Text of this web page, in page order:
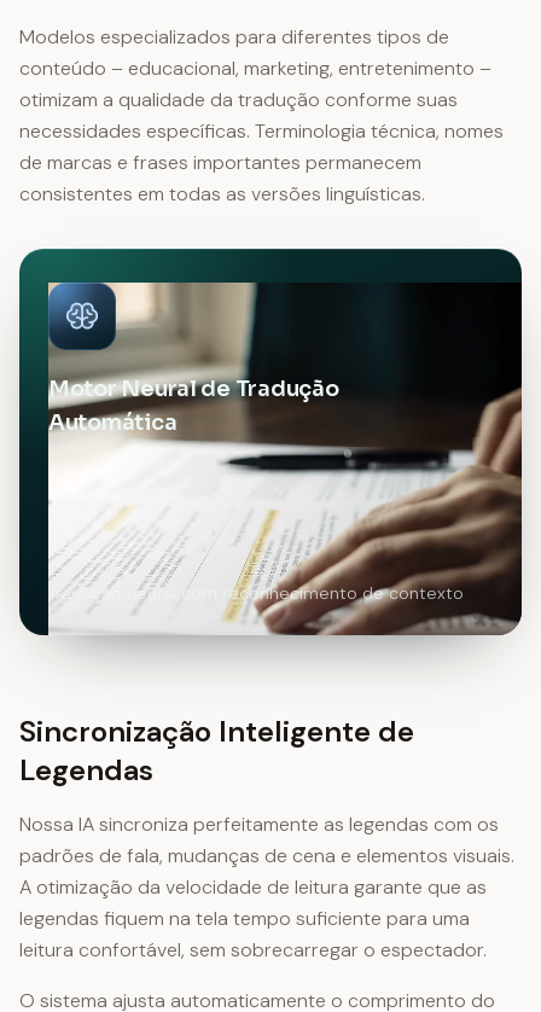
Modelos especializados para diferentes tipos de
conteúdo – educacional, marketing, entretenimento –
otimizam a qualidade da tradução conforme suas
necessidades específicas. Terminologia técnica, nomes
de marcas e frases importantes permanecem
consistentes em todas as versões linguísticas.
Motor Neural de Tradução
Automática
Tradução neural com reconhecimento de contexto
Sincronização Inteligente de
Legendas
Nossa IA sincroniza perfeitamente as legendas com os
padrões de fala, mudanças de cena e elementos visuais.
A otimização da velocidade de leitura garante que as
legendas fiquem na tela tempo suficiente para uma
leitura confortável, sem sobrecarregar o espectador.
O sistema ajusta automaticamente o comprimento do